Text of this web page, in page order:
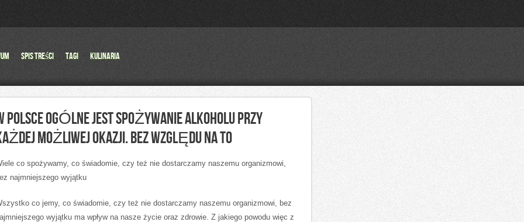
Spis Treści Tagi Kulinaria
POLSCE OGÓLNE JEST SPOŻYWANIE ALKOHOLU PRZY
MOŻLIWEJ OKAZJI. BEZ WZGLĘDU NA TO
co spożywamy, co świadomie, czy też nie dostarczamy naszemu organizmowi,
najmniejszego wyjątku
co jemy, co świadomie, czy też nie dostarczamy naszemu organizmowi, bez
wyjątku ma wpływ na nasze życie oraz zdrowie. Z jakiego powodu więc z